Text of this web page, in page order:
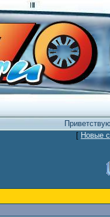
[ Новые